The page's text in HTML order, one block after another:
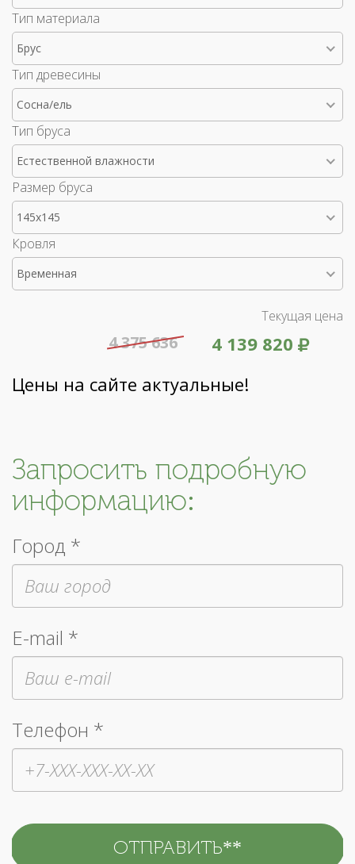
Тип материала
Брус
Тип древесины
Сосна/ель
Тип бруса
Естественной влажности
Размер бруса
145x145
Кровля
Временная
Текущая цена
4 139 820
4 375 636
Цены на сайте актуальные!
Запросить подробную
информацию:
Город *
E-mail *
Телефон *